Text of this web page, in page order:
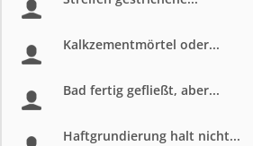
Kalkzementmörtel oder...
Bad fertig gefließt, aber...
Haftgrundierung halt nicht...